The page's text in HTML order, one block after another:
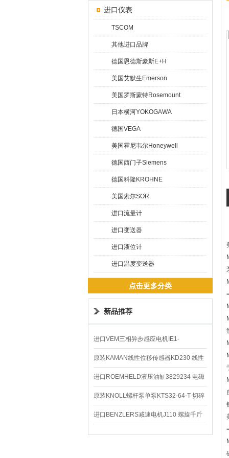
进口仪表
TSCOM
其他进口品牌
德国恩德斯豪斯E+H
美国艾默生Emerson
美国罗斯蒙特Rosemount
日本横河YOKOGAWA
德国VEGA
美国霍尼韦尔Honeywell
德国西门子Siemens
德国科隆KROHNE
美国索尔SOR
进口流量计
进口变送器
进口液位计
进口温度变送器
点击更多分类
新品推荐
进口VEM三相异步感应电机IE1-
K21R80G4马达
原装KAMAN线性位移传感器KD230 线性
编码器
进口ROEMHELD液压油缸3829234 电磁
阀定位器
原装KNOLL螺杆泵单泵KTS32-64-T 切碎
排屑机
进口BENZLERS减速电机J110 螺旋千斤
顶BD-58